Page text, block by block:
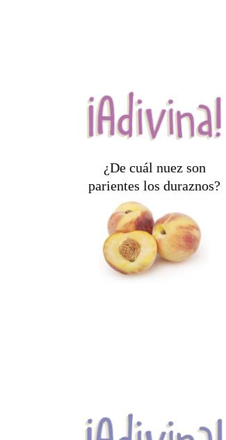
¿De cuál nuez son
parientes los duraznos?
Las almendras.